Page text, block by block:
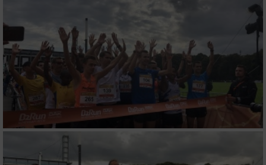
Nicht-IAB-Verarbeitungszwecke:
Notwendig
Performance
Funktional
Werbung